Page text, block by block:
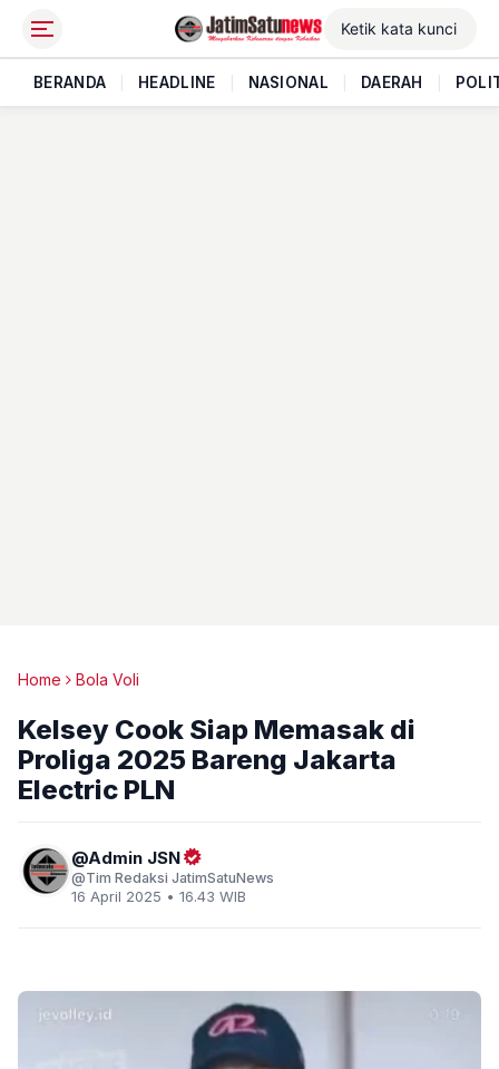
BERANDA HEADLINE NASIONAL DAERAH
Home Bola Voli
Kelsey Cook Siap Memasak di
Proliga 2025 Bareng Jakarta
Electric PLN
Admin JSN
Tim Redaksi JatimSatuNews
16 April 2025 • 16.43 WIB